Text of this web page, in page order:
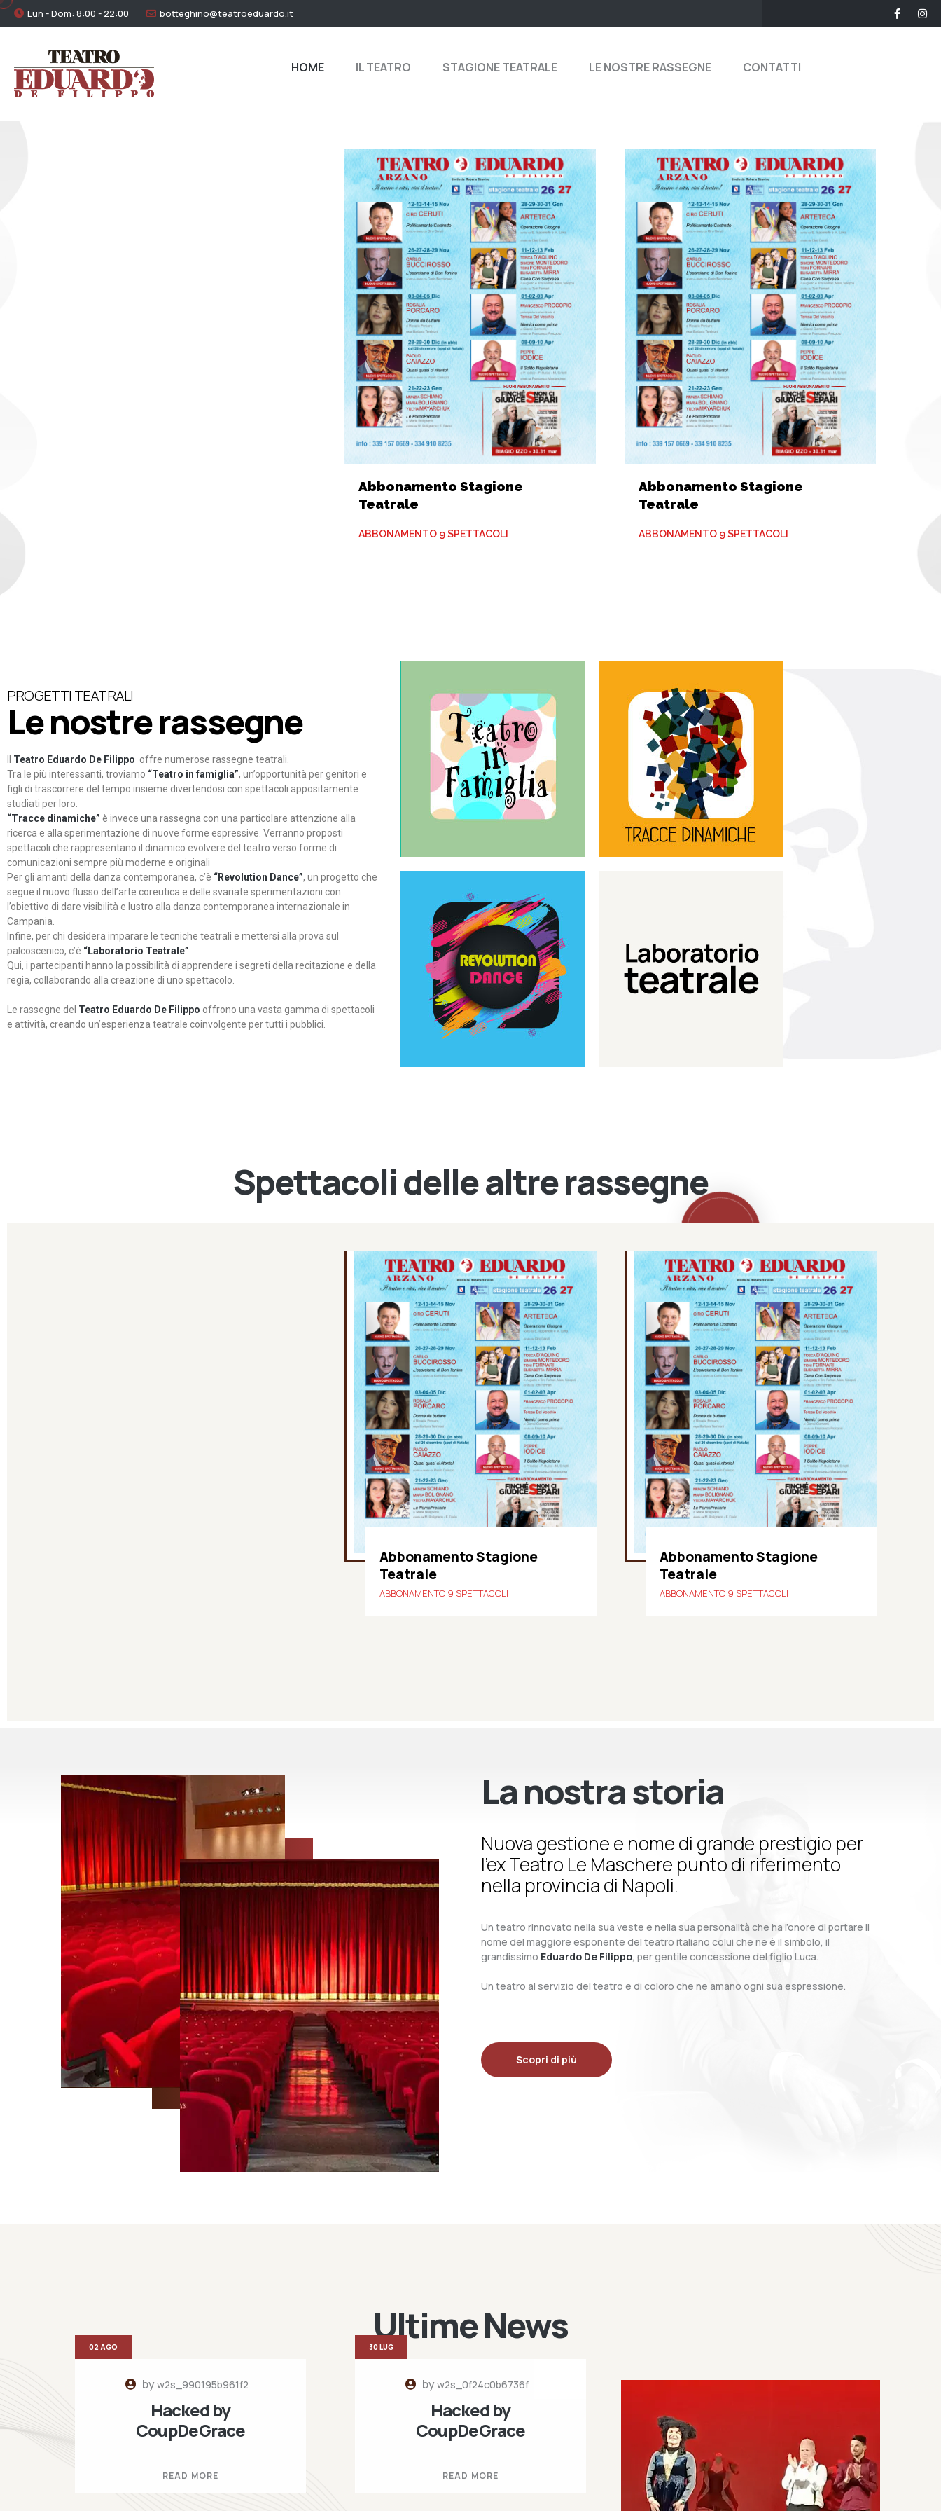
Lun - Dom: 8:00 - 22:00 botteghino@teatroeduardo.it
HOME IL TEATRO STAGIONE TEATRALE LE NOSTRE RASSEGNE CONTATTI
Abbonamento Stagione
Teatrale
ABBONAMENTO 9 SPETTACOLI
Abbonamento Stagione
Teatrale
ABBONAMENTO 9 SPETTACOLI
PROGETTI TEATRALI
Le nostre rassegne
Teatro Eduardo De Filippo offre numerose rassegne teatrali.
Tra le più interessanti, troviamo “Teatro in famiglia”, un’opportunità per genitori e
figli di trascorrere del tempo insieme divertendosi con spettacoli appositamente
studiati per loro.
“Tracce dinamiche” è invece una rassegna con una particolare attenzione alla
ricerca e alla sperimentazione di nuove forme espressive. Verranno proposti
spettacoli che rappresentano il dinamico evolvere del teatro verso forme di
comunicazioni sempre più moderne e originali
Per gli amanti della danza contemporanea, c’è “Revolution Dance”, un progetto che
segue il nuovo flusso dell’arte coreutica e delle svariate sperimentazioni con
l’obiettivo di dare visibilità e lustro alla danza contemporanea internazionale in
Campania.
Infine, per chi desidera imparare le tecniche teatrali e mettersi alla prova sul
palcoscenico, c’è “Laboratorio Teatrale”
Qui, i partecipanti hanno la possibilità di apprendere i segreti della recitazione e della
regia, collaborando alla creazione di uno spettacolo.
Le rassegne del Teatro Eduardo De Filippo offrono una vasta gamma di spettacoli
e attività, creando un’esperienza teatrale coinvolgente per tutti i pubblici.
Teatro in famiglia
Teatro In Famiglia è una
rassegna di teatro concepita
per far condividere e godere
del teatro all’intera famiglia.
Continua
Tracce dinamiche
Tracce Dinamiche è una
rassegna di teatro
d’innovazione e sperimentale.
Continua
Revolution Dance
Rassegna di danza
contemporanea – I Edizione
Continua
Laboratorio di teatro del
Teatro Eduardo de Filippo
Spettacoli delle altre rassegne
Abbonamento Stagione
Teatrale
ABBONAMENTO 9 SPETTACOLI
Abbonamento Stagione
Teatrale
ABBONAMENTO 9 SPETTACOLI
La nostra storia
Nuova gestione e nome di grande prestigio per
l’ex Teatro Le Maschere punto di riferimento
nella provincia di Napoli.
Un teatro rinnovato nella sua veste e nella sua personalità che ha l’onore di portare il
nome del maggiore esponente del teatro italiano colui che ne è il simbolo, il
grandissimo Eduardo De Filippo, per gentile concessione del figlio Luca.
Un teatro al servizio del teatro e di coloro che ne amano ogni sua espressione.
Scopri di più
Ultime News
byw2s_990195b961f2
Hacked by
CoupDeGrace
READ MORE
02 AGO
byw2s_0f24c0b6736f
Hacked by
CoupDeGrace
READ MORE
30 LUG